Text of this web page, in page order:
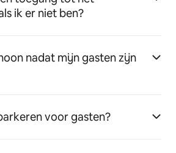
ik er niet ben?
nadat mijn gasten zijn
voor gasten?